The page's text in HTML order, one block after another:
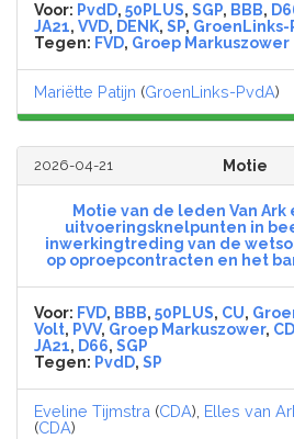
Voor: PvdD, 50PLUS, SGP, BBB,
JA21, VVD, DENK, SP, GroenLinks-
Tegen: FVD, Groep Markuszower
Mariëtte Patijn (GroenLinks-PvdA)
2026-04-21 Motie
Motie van de leden Van
uitvoeringsknelpunten in
inwerkingtreding van de
op oproepcontracten en het
Voor: FVD, BBB, 50PLUS, CU,
Volt, PVV, Groep Markuszower,
JA21, D66, SGP
Tegen: PvdD, SP
Eveline Tijmstra (CDA), Elles van
(CDA)